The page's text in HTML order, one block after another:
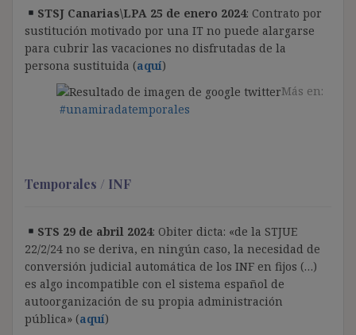
STSJ Canarias\LPA 25 de enero 2024: Contrato por
sustitución motivado por una IT no puede alargarse
para cubrir las vacaciones no disfrutadas de la
persona sustituida (aquí)
Más en:
#unamiradatemporales
Temporales / INF
STS 29 de abril 2024: Obiter dicta: «de la STJUE
22/2/24 no se deriva, en ningún caso, la necesidad de
conversión judicial automática de los INF en fijos (…)
es algo incompatible con el sistema español de
autoorganización de su propia administración
pública» (aquí)